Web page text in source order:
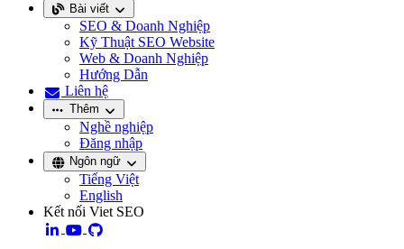
Bài viết
SEO & Doanh Nghiệp
Kỹ Thuật SEO Website
Web & Doanh Nghiệp
Hướng Dẫn
Liên hệ
Thêm
Nghề nghiệp
Đăng nhập
Ngôn ngữ
Tiếng Việt
English
Kết nối Viet SEO